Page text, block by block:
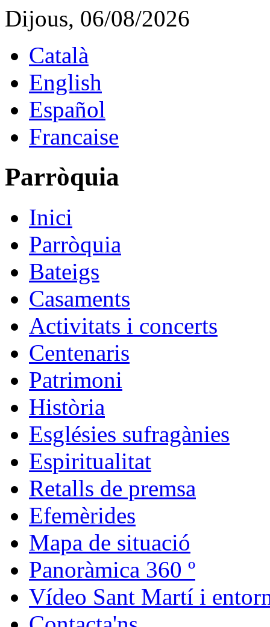
Dijous, 06/08/2026
Català
English
Español
Francaise
Parròquia
Inici
Parròquia
Bateigs
Casaments
Activitats i concerts
Centenaris
Patrimoni
Història
Esglésies sufragànies
Espiritualitat
Retalls de premsa
Efemèrides
Mapa de situació
Panoràmica 360 º
Vídeo Sant Martí i